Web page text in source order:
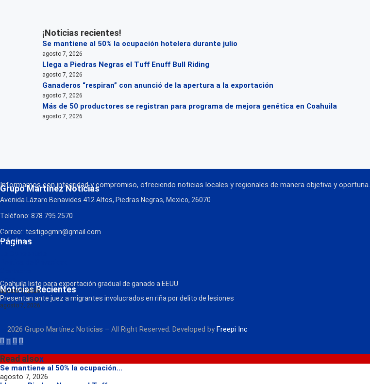
¡Noticias recientes!
Se mantiene al 50% la ocupación hotelera durante julio
agosto 7, 2026
Llega a Piedras Negras el Tuff Enuff Bull Riding
agosto 7, 2026
Ganaderos “respiran” con anunció de la apertura a la exportación
agosto 7, 2026
Más de 50 productores se registran para programa de mejora genética en Coahuila
agosto 7, 2026
Grupo Martínez Noticias
Informamos con integridad y compromiso, ofreciendo noticias locales y regionales de manera objetiva y oportuna.
Avenida Lázaro Benavides 412 Altos, Piedras Negras, Mexico, 26070
Teléfono: 878 795 2570
Correo:: testigogmn@gmail.com
Páginas
¡Descarga nuestra App!
FM Globo
Radio
Noticias Recientes
Coahuila listo para exportación gradual de ganado a EEUU
agosto 7, 2026
Presentan ante juez a migrantes involucrados en riña por delito de lesiones
agosto 7, 2026
2026 Grupo Martínez Noticias – All Right Reserved. Developed by Freepi Inc
Read alsox
Se mantiene al 50% la ocupación...
agosto 7, 2026